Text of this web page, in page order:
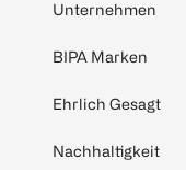
Unternehmen
BIPA Marken
Ehrlich Gesagt
Nachhaltigkeit